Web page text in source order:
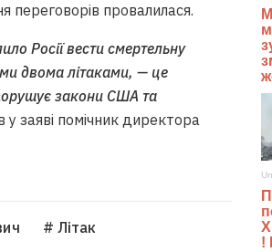
переговорів провалилася.
Росії вести смертельну
двома літаками, — це
закони США та
у заяві помічник директора
# Літак